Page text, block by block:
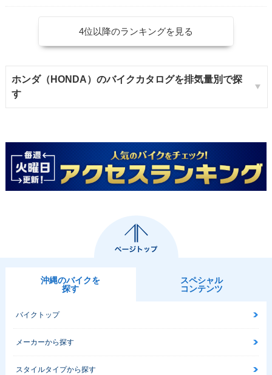
4位以降のランキングを見る
ホンダ（HONDA）のバイクカタログを排気量別で探
す
沖縄のバイクを
探す
スペシャル
コンテンツ
バイクトップ
メーカーから探す
スタイルタイプから探す